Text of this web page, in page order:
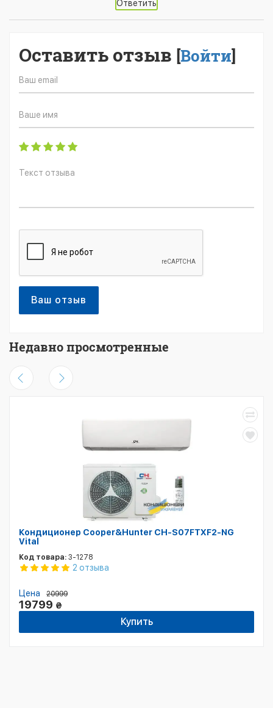
Ответить
Оставить отзыв [Войти]
Ваш отзыв
Недавно просмотренные
Кондиционер Cooper&Hunter CH-S07FTXF2-NG
Vital
Код товара: 3-1278
2 отзыва
Цена 20999
19799 ₴
Купить